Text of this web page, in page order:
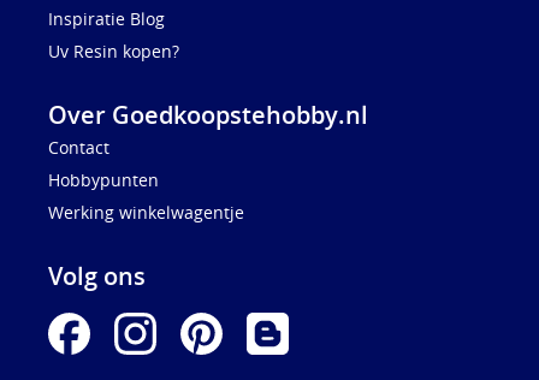
Inspiratie Blog
Uv Resin kopen?
Over Goedkoopstehobby.nl
Contact
Hobbypunten
Werking winkelwagentje
Volg ons